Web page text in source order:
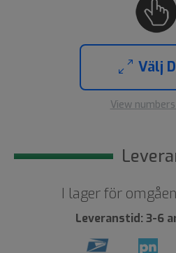
Välj
View
I lager för
Leveranstid: 3-6